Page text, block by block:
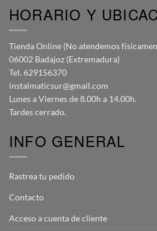
HORARIO Y
Tienda Online (No atendemos
06002 Badajoz (Extremadura)
Tel. 629156370
instalmaticsur@gmail.com
Lunes a Viernes de 8.00h a 14.00h.
Tardes cerrado.
INFO GENERAL
Rastrea tu pedido
Contacto
Acceso a cuenta de cliente